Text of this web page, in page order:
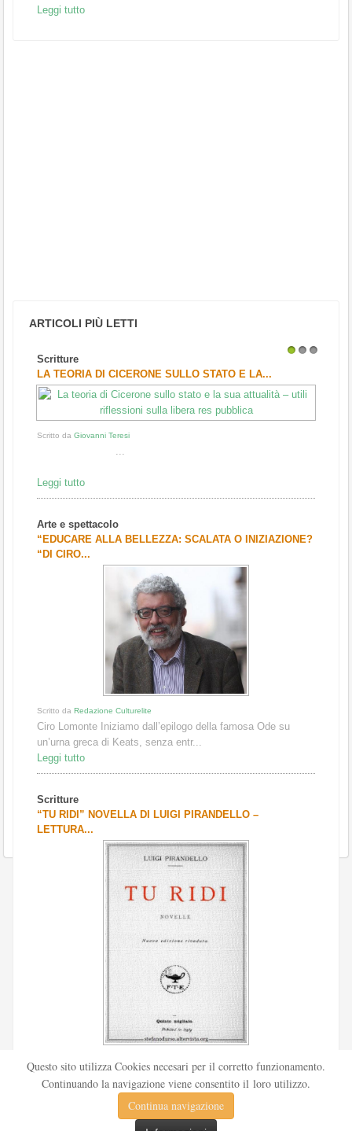
Leggi tutto
ARTICOLI PIÙ LETTI
Scritture
LA TEORIA DI CICERONE SULLO STATO E LA...
Scritto da Giovanni Teresi
Leggi tutto
Arte e spettacolo
“EDUCARE ALLA BELLEZZA: SCALATA O INIZIAZIONE?
“DI CIRO...
Scritto da Redazione Culturelite
Ciro Lomonte Iniziamo dall’epilogo della famosa Ode su
un’urna greca di Keats, senza entr...
Leggi tutto
Scritture
“TU RIDI” NOVELLA DI LUIGI PIRANDELLO –
LETTURA...
Pubblicata nel 1912 sul «Corriere della sera», la novella Tu
ridi fu successivamente inserita nella ...
Questo sito utilizza Cookies necesari per il corretto funzionamento.
Continuando la navigazione viene consentito il loro utilizzo.
Continua navigazione